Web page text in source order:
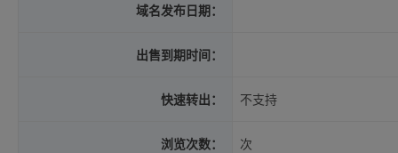
域名发布日期：
出售到期时间：
快速转出： 不支持
浏览次数： 次